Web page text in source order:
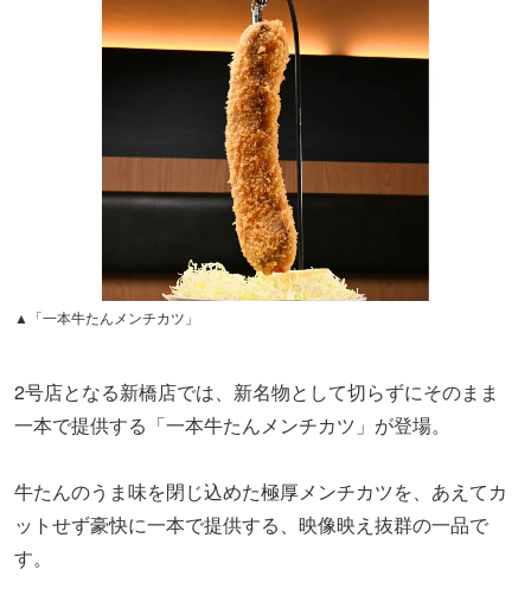
▲「一本牛たんメンチカツ」
2号店となる新橋店では、新名物として切らずにそのまま
一本で提供する「一本牛たんメンチカツ」が登場。
牛たんのうま味を閉じ込めた極厚メンチカツを、あえてカ
ットせず豪快に一本で提供する、映像映え抜群の一品で
す。